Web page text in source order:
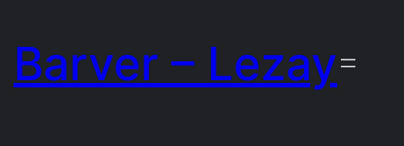
Inhalt
springen
Barver – Lezay